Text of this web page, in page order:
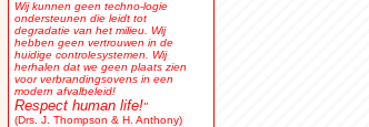
Wij kunnen geen techno-logie
ondersteunen die leidt tot
degradatie van het milieu. Wij
hebben geen vertrouwen in de
huidige controlesystemen. Wij
herhalen dat we geen plaats zien
voor verbrandingsovens in een
modern afvalbeleid!
Respect human life!"
(Drs. J. Thompson & H. Anthony)